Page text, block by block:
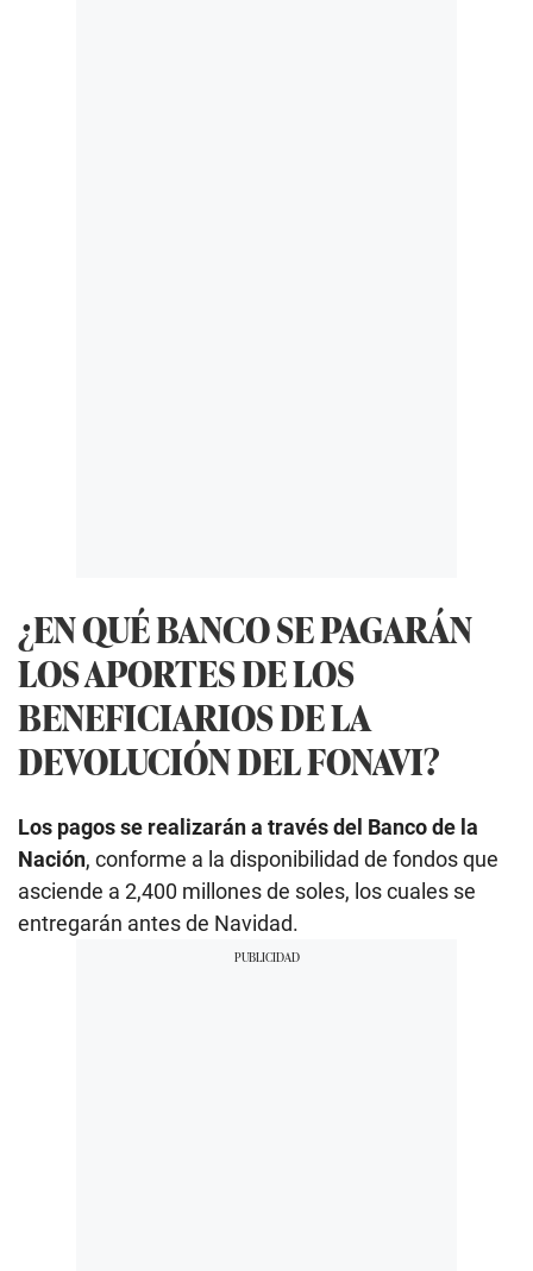
¿EN QUÉ BANCO SE PAGARÁN
LOS APORTES DE LOS
BENEFICIARIOS DE LA
DEVOLUCIÓN DEL FONAVI?
Los pagos se realizarán a través del Banco de la
Nación, conforme a la disponibilidad de fondos que
asciende a 2,400 millones de soles, los cuales se
entregarán antes de Navidad.